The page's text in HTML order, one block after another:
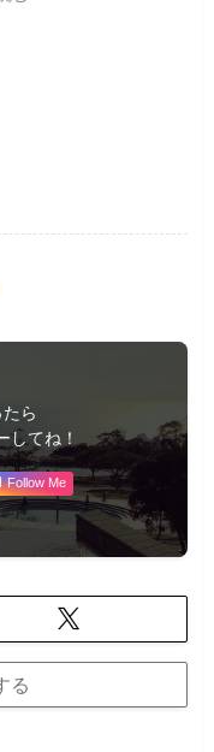
ら
てね！
Follow Me
る